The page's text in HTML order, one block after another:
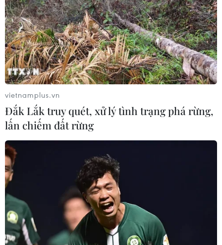
vietnamplus.vn
Đắk Lắk truy quét, xử lý tình trạng phá rừng,
lấn chiếm đất rừng